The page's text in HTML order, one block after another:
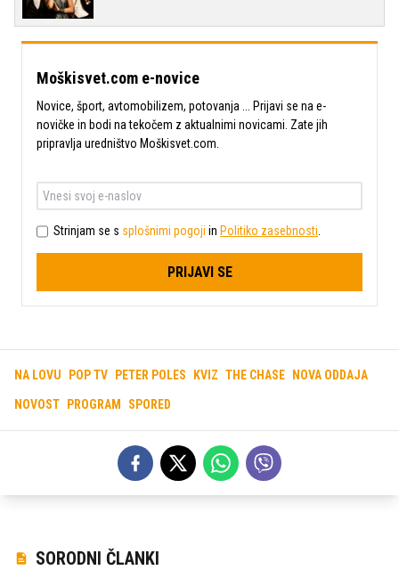
Moškisvet.com e-novice
Novice, šport, avtomobilizem, potovanja ... Prijavi se na e-
novičke in bodi na tekočem z aktualnimi novicami. Zate jih
pripravlja uredništvo Moškisvet.com.
Strinjam se s splošnimi pogoji in Politiko zasebnosti.
PRIJAVI SE
NA LOVU POP TV PETER POLES KVIZ THE CHASE NOVA ODDAJA
NOVOST PROGRAM SPORED
SORODNI ČLANKI